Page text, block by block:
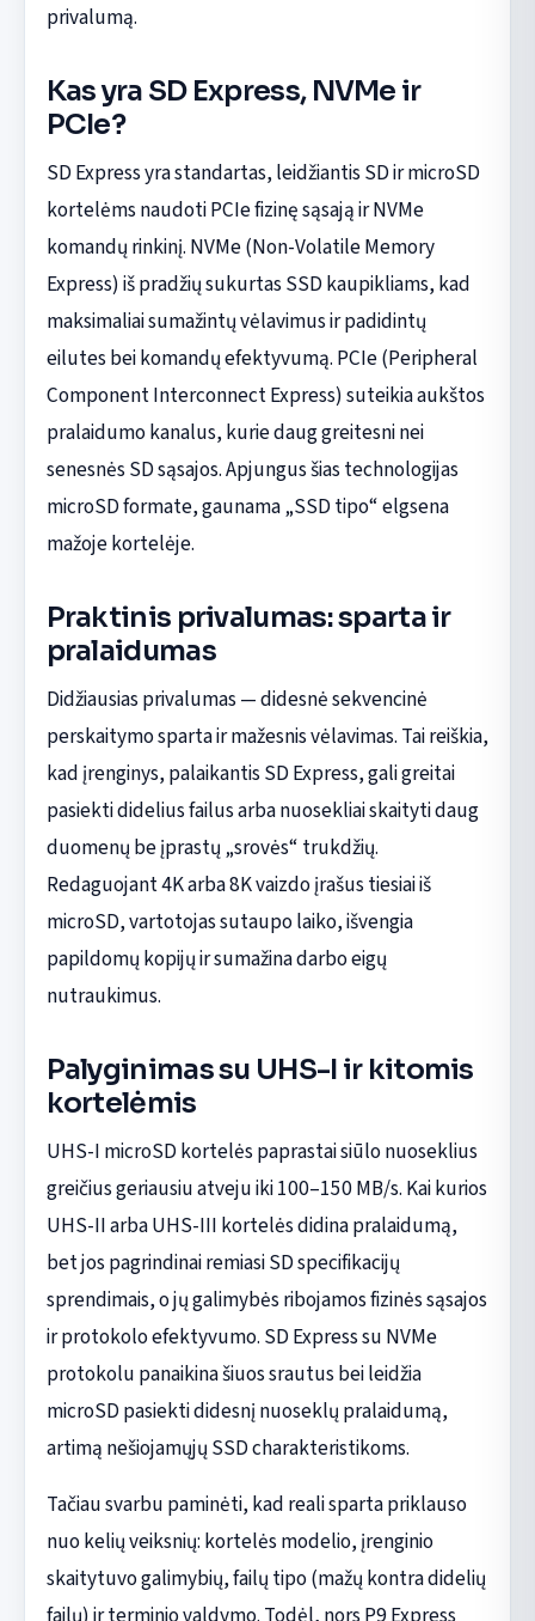
privalumą.
Kas yra SD Express, NVMe ir
PCIe?
SD Express yra standartas, leidžiantis SD ir microSD
kortelėms naudoti PCIe fizinę sąsają ir NVMe
komandų rinkinį. NVMe (Non-Volatile Memory
Express) iš pradžių sukurtas SSD kaupikliams, kad
maksimaliai sumažintų vėlavimus ir padidintų
eilutes bei komandų efektyvumą. PCIe (Peripheral
Component Interconnect Express) suteikia aukštos
pralaidumo kanalus, kurie daug greitesni nei
senesnės SD sąsajos. Apjungus šias technologijas
microSD formate, gaunama „SSD tipo“ elgsena
mažoje kortelėje.
Praktinis privalumas: sparta ir
pralaidumas
Didžiausias privalumas — didesnė sekvencinė
perskaitymo sparta ir mažesnis vėlavimas. Tai reiškia,
kad įrenginys, palaikantis SD Express, gali greitai
pasiekti didelius failus arba nuosekliai skaityti daug
duomenų be įprastų „srovės“ trukdžių.
Redaguojant 4K arba 8K vaizdo įrašus tiesiai iš
microSD, vartotojas sutaupo laiko, išvengia
papildomų kopijų ir sumažina darbo eigų
nutraukimus.
Palyginimas su UHS-I ir kitomis
kortelėmis
UHS-I microSD kortelės paprastai siūlo nuoseklius
greičius geriausiu atveju iki 100–150 MB/s. Kai kurios
UHS-II arba UHS-III kortelės didina pralaidumą,
bet jos pagrindinai remiasi SD specifikacijų
sprendimais, o jų galimybės ribojamos fizinės sąsajos
ir protokolo efektyvumo. SD Express su NVMe
protokolu panaikina šiuos srautus bei leidžia
microSD pasiekti didesnį nuoseklų pralaidumą,
artimą nešiojamųjų SSD charakteristikoms.
Tačiau svarbu paminėti, kad reali sparta priklauso
nuo kelių veiksnių: kortelės modelio, įrenginio
skaitytuvo galimybių, failų tipo (mažų kontra didelių